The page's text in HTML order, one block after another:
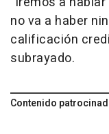
no va a haber
calificación
subrayado.
Contenido